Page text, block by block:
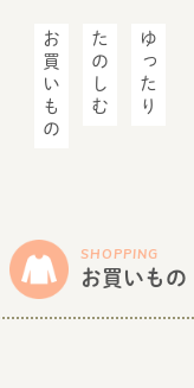
ゆったり
たのしむ
お買いもの
SHOPPING
お買いもの